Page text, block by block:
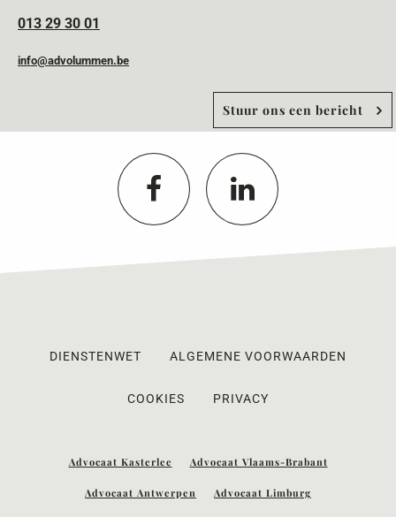
013 29 30 01
info@advolummen.be
Stuur ons een bericht
DIENSTENWET ALGEMENE VOORWAARDEN
COOKIES PRIVACY
Advocaat Kasterlee Advocaat Vlaams-Brabant
Advocaat Antwerpen Advocaat Limburg